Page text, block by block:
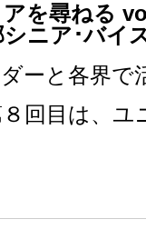
を尋ねる
ニア･バイ
ーと各界で
回目は、ユ